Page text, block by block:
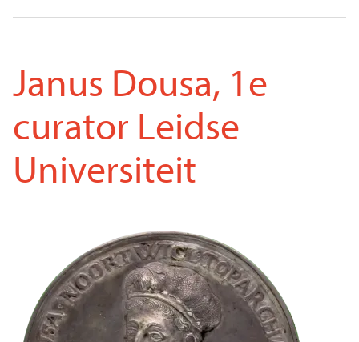
Janus Dousa, 1e
curator Leidse
Universiteit